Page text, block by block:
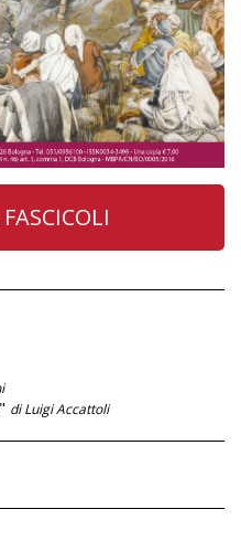
di Luigi Accattoli